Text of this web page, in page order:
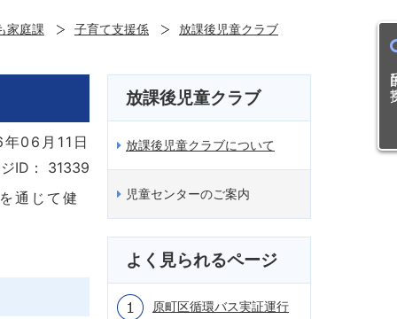
目
家庭課 子育て支援係 放課後児童クラブ
06月11日
ID：
31339
通じて健
放課後児童クラブ
放課後児童クラブについて
児童センターのご案内
よく見られるページ
原町区循環バス実証運行